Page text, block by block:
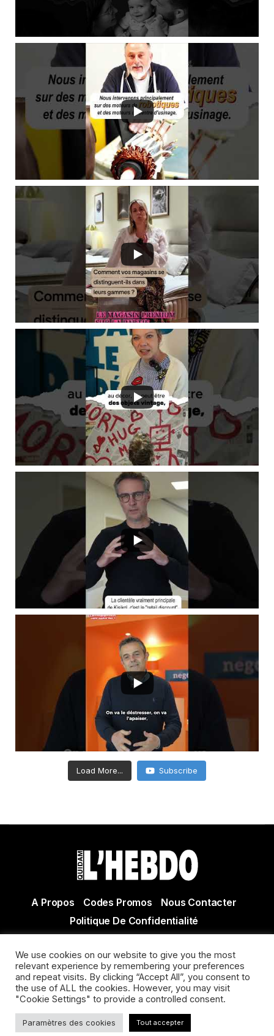
Load More... Subscribe
A Propos Codes Promos
Nous Contacter
Politique De Confidentialité
Actualité Agen - Actualité en lot et Garonne - Actualité
Villeneuve sur Lot
We use cookies on our website to give you the most
relevant experience by remembering your preferences
and repeat visits. By clicking “Accept All”, you consent to
the use of ALL the cookies. However, you may visit
"Cookie Settings" to provide a controlled consent.
Paramètres des cookies Tout accepter